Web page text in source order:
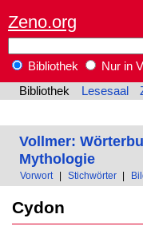
Zeno.org
Bibliothek
Nur in
Bibliothek
Lesesaal
Vollmer:
Mythologie
Vorwort Stichwörter
Cydon